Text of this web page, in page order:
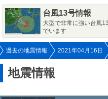
台風13号情報
大型で非常に強い台風
でいます
過去の地震情報 2021年04月16日
地震情報